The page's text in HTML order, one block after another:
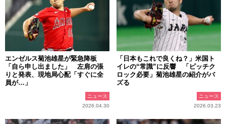
エンゼルス菊池雄星が緊急降板
「自ら申し出ました」 左肩の張
りと発表、現地局心配「すぐに全
員が…」
ニュース
2026.04.30
「日本もこれで良くね？」米国ト
イレの“常識”に反響 「ピッチク
ロック必要」菊池雄星の紹介がバ
ズる
ニュース
2026.03.23